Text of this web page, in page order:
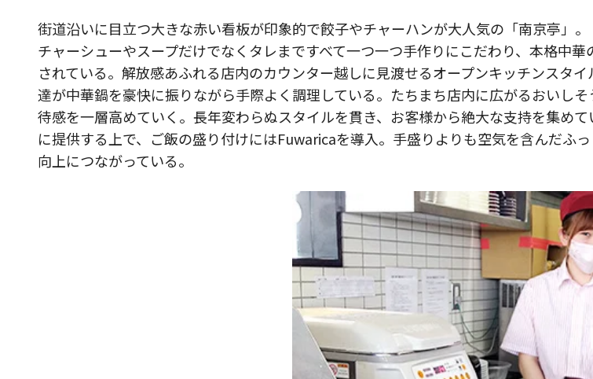
街道沿いに目立つ大きな赤い看板が印象的で餃子やチャーハンが大人気の「南京亭」。
チャーシューやスープだけでなくタレまですべて一つ一つ手作りにこだわり、本格中
されている。解放感あふれる店内のカウンター越しに見渡せるオープンキッチンスタ
達が中華鍋を豪快に振りながら手際よく調理している。たちまち店内に広がるおいし
待感を一層高めていく。長年変わらぬスタイルを貫き、お客様から絶大な支持を集め
に提供する上で、ご飯の盛り付けにはFuwaricaを導入。手盛りよりも空気を含んだふ
向上につながっている。